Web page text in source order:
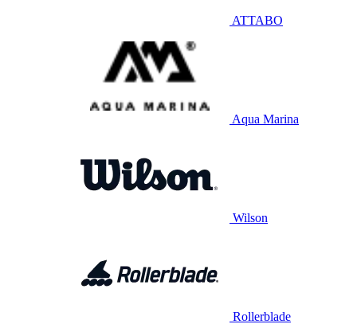
ATTABO
Aqua Marina
Wilson
Rollerblade